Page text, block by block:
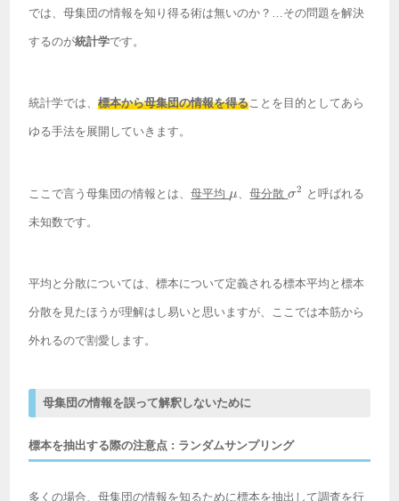
では、母集団の情報を知り得る術は無いのか？…その問題を解決
するのが統計学です。
統計学では、標本から母集団の情報を得ることを目的としてあら
ゆる手法を展開していきます。
ここで言う母集団の情報とは、母平均 \mu
μ 、母分散\sigma^2
σ2 と呼ばれる
未知数です。
平均と分散については、標本について定義される標本平均と標本
分散を見たほうが理解はし易いと思いますが、ここでは本筋から
外れるので割愛します。
母集団の情報を誤って解釈しないために
標本を抽出する際の注意点 : ランダムサンプリング
多くの場合、母集団の情報を知るために標本を抽出して調査を行